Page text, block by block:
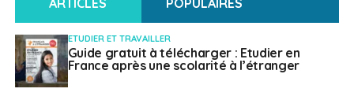
ETUDIER ET TRAVAILLER
Guide gratuit à télécharger : Etudier en
France après une scolarité à l’étranger